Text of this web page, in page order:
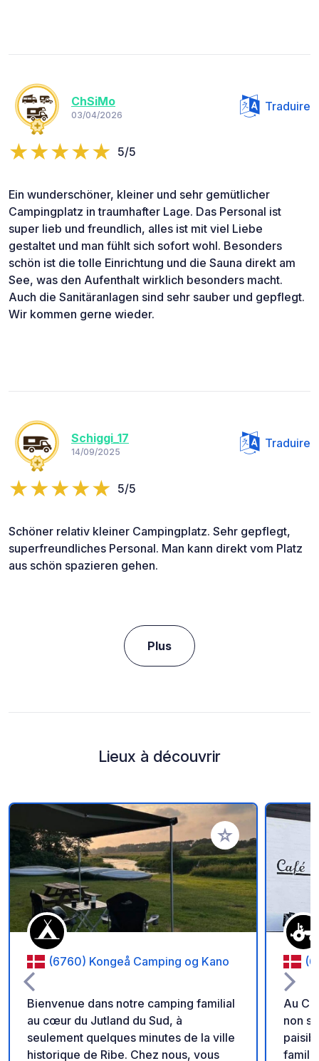
ChSiMo
03/04/2026
Traduire
5/5
Ein wunderschöner, kleiner und sehr gemütlicher
Campingplatz in traumhafter Lage. Das Personal ist
super lieb und freundlich, alles ist mit viel Liebe
gestaltet und man fühlt sich sofort wohl. Besonders
schön ist die tolle Einrichtung und die Sauna direkt am
See, was den Aufenthalt wirklich besonders macht.
Auch die Sanitäranlagen sind sehr sauber und gepflegt.
Wir kommen gerne wieder.
Schiggi_17
14/09/2025
Traduire
5/5
Schöner relativ kleiner Campingplatz. Sehr gepflegt,
superfreundliches Personal. Man kann direkt vom Platz
aus schön spazieren gehen.
Plus
Lieux à découvrir
Ajouter à vos
(6760) Kongeå Camping og Kano
Bienvenue dans notre camping familial
au cœur du Jutland du Sud, à
seulement quelques minutes de la ville
historique de Ribe. Chez nous, vous
Au
non